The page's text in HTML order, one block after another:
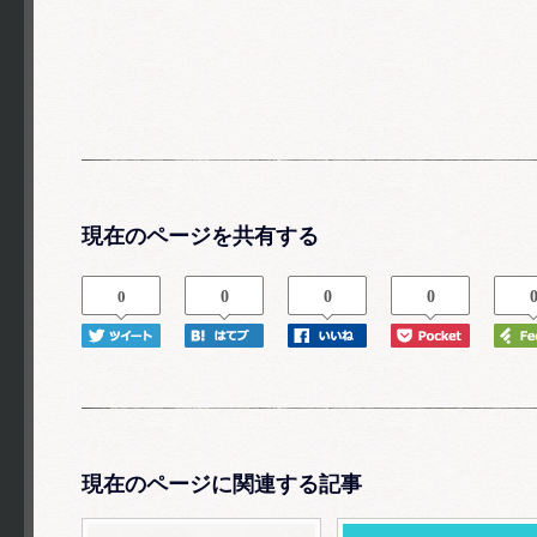
現在のページを共有する
0 0 0 0 0
現在のページに関連する記事